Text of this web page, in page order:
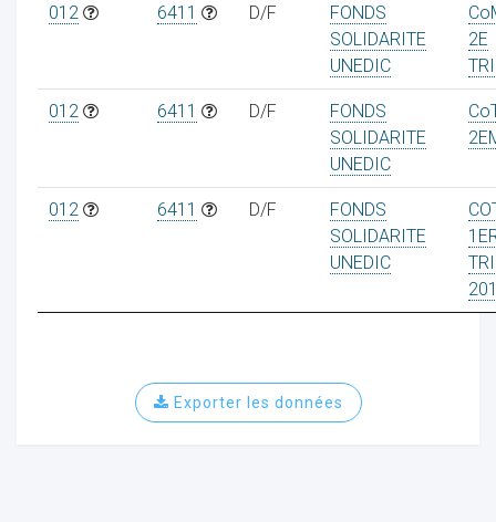
012 6411 D/F
FONDS
SOLIDARITE
UNEDIC
2E
012 6411 D/F
FONDS
SOLIDARITE
UNEDIC
012 6411 D/F
FONDS
SOLIDARITE
UNEDIC
Exporter les données